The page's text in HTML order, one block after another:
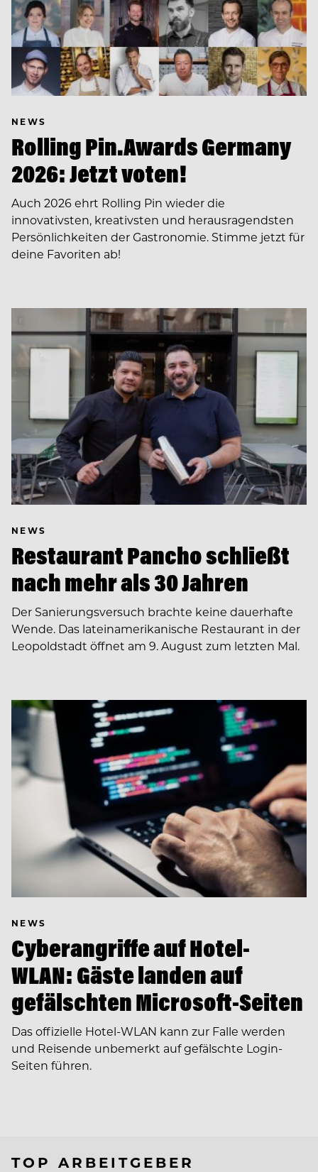
NEWS
Rolling Pin.Awards Germany
2026: Jetzt voten!
Auch 2026 ehrt Rolling Pin wieder die
innovativsten, kreativsten und herausragendsten
Persönlichkeiten der Gastronomie. Stimme jetzt für
deine Favoriten ab!
NEWS
Restaurant Pancho schließt
nach mehr als 30 Jahren
Der Sanierungsversuch brachte keine dauerhafte
Wende. Das lateinamerikanische Restaurant in der
Leopoldstadt öffnet am 9. August zum letzten Mal.
NEWS
Cyberangriffe auf Hotel-
WLAN: Gäste landen auf
gefälschten Microsoft-Seiten
Das offizielle Hotel-WLAN kann zur Falle werden
und Reisende unbemerkt auf gefälschte Login-
Seiten führen.
TOP ARBEITGEBER